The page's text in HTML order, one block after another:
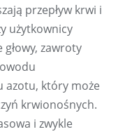
przepływ krwi i
użytkownicy
zawroty
azotu, który może
krwionośnych.
i zwykle